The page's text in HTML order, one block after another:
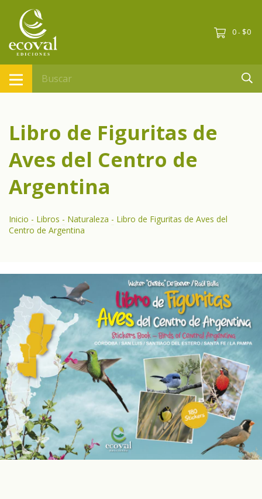
0 - $0
Libro de Figuritas de
Aves del Centro de
Argentina
Inicio - Libros - Naturaleza - Libro de Figuritas de Aves del
Centro de Argentina